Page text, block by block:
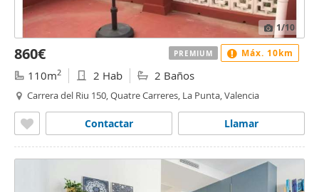
1/10
860€
110m2 2 Hab 2 Baños
Carrera del Riu 150, Quatre Carreres, La Punta, Valencia
Llamar
Contactar
PREMIUM Máx. 10km